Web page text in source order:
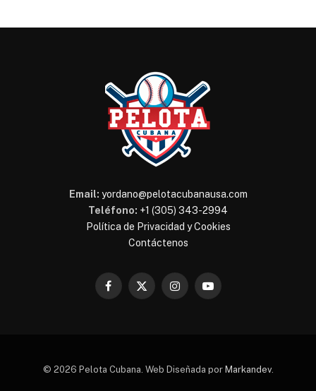
Email: yordano@pelotacubanausa.com
Teléfono: +1 (305) 343-2994
Política de Privacidad y Cookies
Contáctenos
Facebook
X
InstagramYouTube
© 2026 Pelota Cubana. Web Diseñada por Markandev.